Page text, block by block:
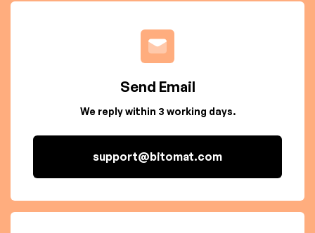
Send Email
We reply within 3 working days.
support@bitomat.com